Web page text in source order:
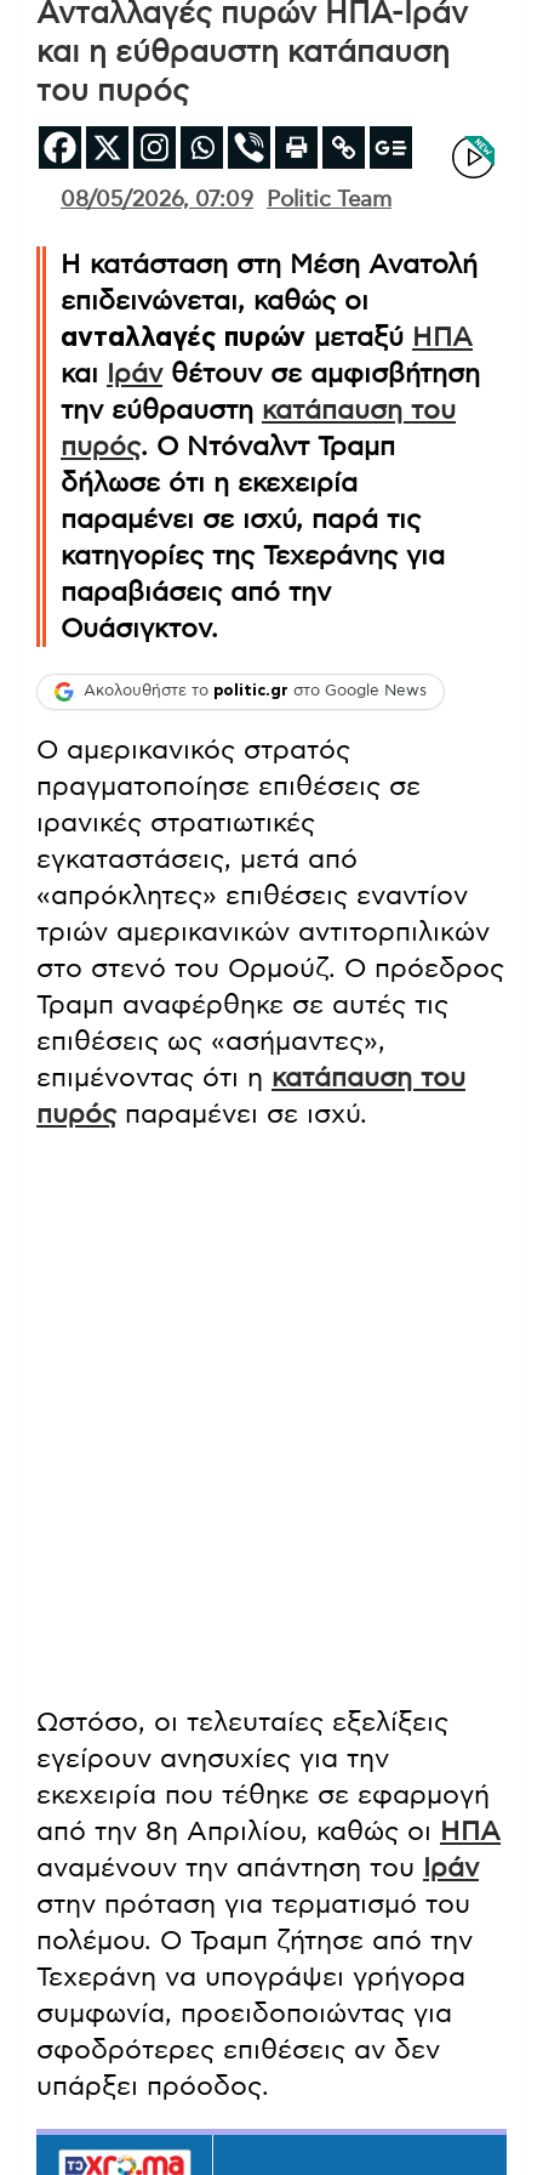
Ανταλλαγές πυρών ΗΠΑ-Ιράν
και η εύθραυστη κατάπαυση
του πυρός
08/05/2026, 07:09 Politic Team
Η κατάσταση στη Μέση Ανατολή
επιδεινώνεται, καθώς οι
ανταλλαγές πυρών μεταξύ ΗΠΑ
και
Ιράνθέτουν σε αμφισβήτηση
την εύθραυστη κατάπαυση του
πυρός. Ο Ντόναλντ Τραμπ
δήλωσε ότι η εκεχειρία
παραμένει σε ισχύ, παρά τις
κατηγορίες της Τεχεράνης για
παραβιάσεις από την
Ουάσιγκτον.
Ακολουθήστε το politic.gr στο Google News
Ο αμερικανικός στρατός
πραγματοποίησε επιθέσεις σε
ιρανικές στρατιωτικές
εγκαταστάσεις, μετά από
«απρόκλητες» επιθέσεις εναντίον
τριών αμερικανικών αντιτορπιλικών
στο στενό του Ορμούζ. Ο πρόεδρος
Τραμπ αναφέρθηκε σε αυτές τις
επιθέσεις ως «ασήμαντες»,
επιμένοντας ότι η κατάπαυση του
πυρόςπαραμένει σε ισχύ.
Ωστόσο, οι τελευταίες εξελίξεις
εγείρουν ανησυχίες για την
εκεχειρία που τέθηκε σε εφαρμογή
από την 8η Απριλίου, καθώς οι
ΗΠΑ
αναμένουν την απάντηση του
Ιράν
στην πρόταση για τερματισμό του
πολέμου. Ο Τραμπ ζήτησε από την
Τεχεράνη να υπογράψει γρήγορα
συμφωνία, προειδοποιώντας για
σφοδρότερες επιθέσεις αν δεν
υπάρξει πρόοδος.